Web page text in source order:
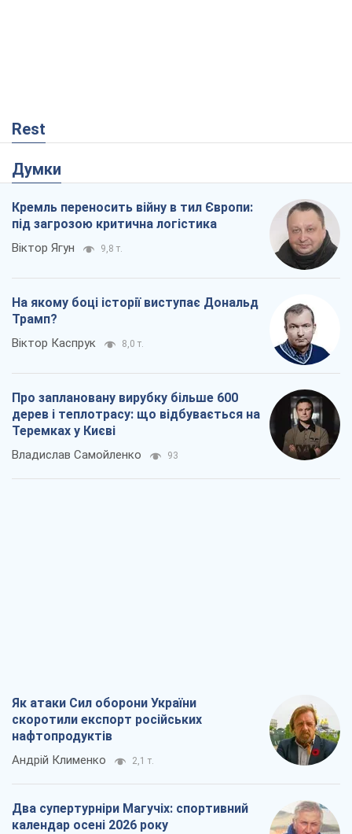
Rest
Думки
Кремль переносить війну в тил Європи:
під загрозою критична логістика
Віктор Ягун 9,8 т.
На якому боці історії виступає Дональд
Трамп?
Віктор Каспрук 8,0 т.
Про заплановану вирубку більше 600
дерев і теплотрасу: що відбувається на
Теремках у Києві
Владислав Самойленко 93
Як атаки Сил оборони України
скоротили експорт російських
нафтопродуктів
Андрій Клименко 2,1 т.
Два супертурніри Магучіх: спортивний
календар осені 2026 року